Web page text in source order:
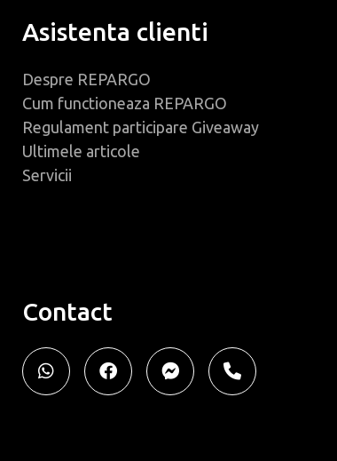
Asistenta clienti
Despre REPARGO
Cum functioneaza REPARGO
Regulament participare Giveaway
Ultimele articole
Servicii
Contact